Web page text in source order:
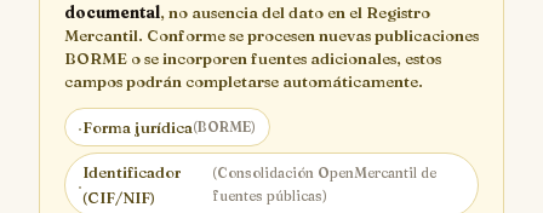
documental, no ausencia del dato en el Registro
Mercantil. Conforme se procesen nuevas publicaciones
BORME o se incorporen fuentes adicionales, estos
campos podrán completarse automáticamente.
·Forma jurídica(BORME)
·
Identificador
(CIF/NIF)
(Consolidación OpenMercantil de
fuentes públicas)